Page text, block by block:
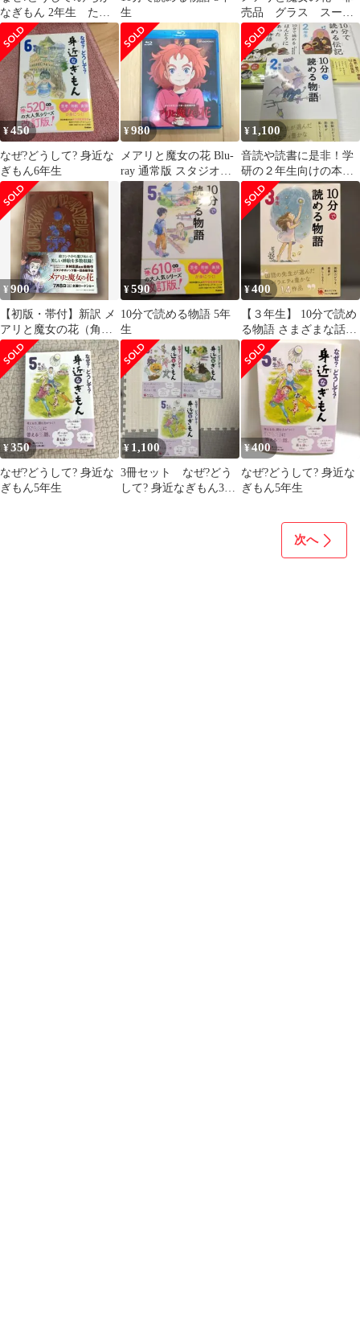
なぎもん 2年生 たの
しい科学のふしぎ 2冊
セットメニュー
生
売品 グラス スーベ
ニア 米林宏昌
¥450
なぜ?どうして? 身近な
ぎもん6年生
¥980
メアリと魔女の花 Blu-
ray 通常版 スタジオポ
ノック 米林宏昌
¥ 1,100
音読や読書に是非！学
研の２年生向けの本３
冊セット
¥900
【初版・帯付】新訳 メ
アリと魔女の花（角川
文庫）越前敏弥/中田有
紀
¥590
10分で読める物語 5年
生
¥400
【３年生】 10分で読め
る物語 さまざまな話に
出会える「よみとく10
分」シリーズ
¥350
なぜ?どうして? 身近な
ぎもん5年生
¥ 1,100
3冊セット なぜ?どう
して? 身近なぎもん3年
¥400
なぜ?どうして? 身近な
ぎもん5年生
次へ